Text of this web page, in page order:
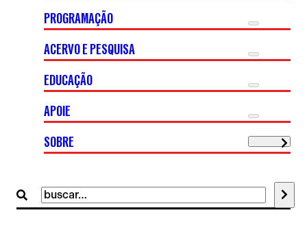
Buscar
por:
PROGRAMAÇÃO
ACERVO E PESQUISA
EDUCAÇÃO
APOIE
SOBRE